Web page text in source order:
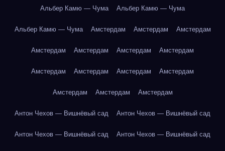
Альбер Камю — Чума Альбер Камю — Чума
Альбер Камю — Чума Амстердам Амстердам Амстердам
Амстердам Амстердам Амстердам Амстердам
Амстердам Амстердам Амстердам Амстердам
Амстердам Амстердам Амстердам
Антон Чехов — Вишнёвый сад Антон Чехов — Вишнёвый сад
Антон Чехов — Вишнёвый сад Антон Чехов — Вишнёвый сад